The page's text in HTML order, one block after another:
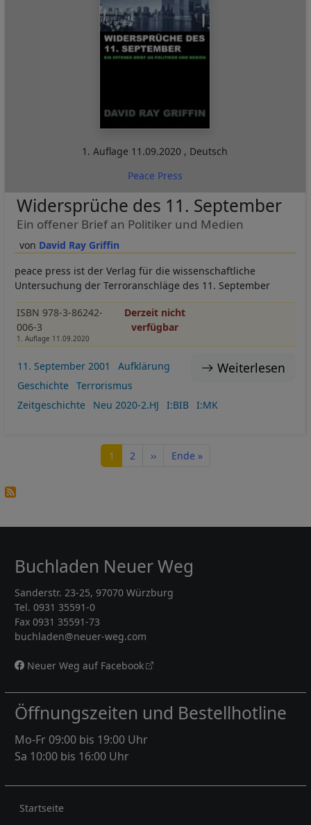
1. Auflage 11.09.2020 , Deutsch
Peace Press
David Ray Griffin
Widersprüche des 11. September
Ein offener Brief an Politiker und Medien
peace press ist der Verlag für die wissenschaftliche
Untersuchung der Terroranschläge des 11. September
ISBN 978-3-86242-
006-3
1. Auflage 11.09.2020
Derzeit nicht
verfügbar
Weiterlesen
11. September 2001
Aufklärung
Geschichte
Terrorismus
Zeitgeschichte
Neu 2020-2.HJ I:BIB I:MK
Seite
1 Seite
2 Nächste Seite
›› Letzte Seite
Ende »
Buchladen Neuer Weg
Sanderstr. 23-25, 97070 Würzburg
Tel. 0931 35591-0
Fax 0931 35591-73
buchladen@neuer-weg.com
Neuer Weg auf Facebook
Öffnungszeiten und Bestellhotline
Mo-Fr 09:00 bis 19:00 Uhr
Sa 10:00 bis 16:00 Uhr
Rechtliches
Startseite